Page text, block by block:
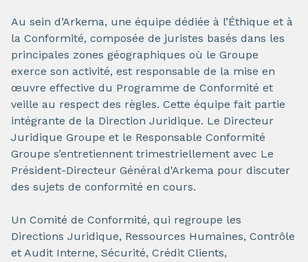
Au sein d’Arkema, une équipe dédiée à l’Éthique et à
la Conformité, composée de juristes basés dans les
principales zones géographiques où le Groupe
exerce son activité, est responsable de la mise en
œuvre effective du Programme de Conformité et
veille au respect des règles. Cette équipe fait partie
intégrante de la Direction Juridique. Le Directeur
Juridique Groupe et le Responsable Conformité
Groupe s’entretiennent trimestriellement avec Le
Président-Directeur Général d'Arkema pour discuter
des sujets de conformité en cours.
Un Comité de Conformité, qui regroupe les
Directions Juridique, Ressources Humaines, Contrôle
et Audit Interne, Sécurité, Crédit Clients,